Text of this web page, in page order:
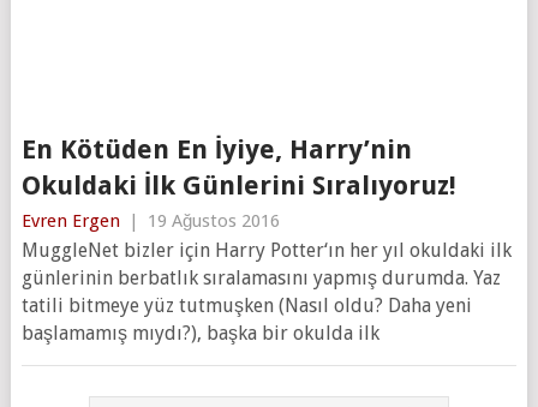
En Kötüden En İyiye, Harry’nin
Okuldaki İlk Günlerini Sıralıyoruz!
Evren Ergen | 19 Ağustos 2016
MuggleNet bizler için Harry Potter‘ın her yıl okuldaki ilk
günlerinin berbatlık sıralamasını yapmış durumda. Yaz
tatili bitmeye yüz tutmuşken (Nasıl oldu? Daha yeni
başlamamış mıydı?), başka bir okulda ilk